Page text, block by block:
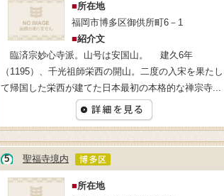
■所在地
福岡市博多区御供所町6－1
■紹介文
臨済宗妙心寺派。山号は安国山。 建久6年
（1195）、千光祖師栄西の開山。二度の入宋を果たし
て帰国した栄西が建てた日本最初の本格的な禅宗寺...
5 聖福寺境内
■所在地